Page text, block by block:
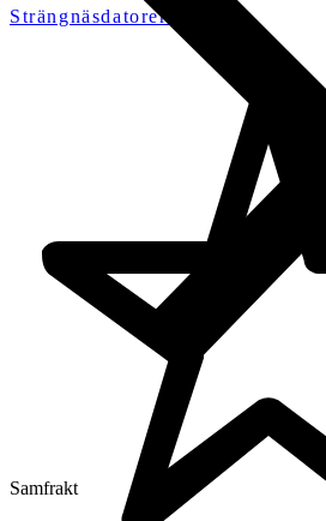
Strängnäsdatorerab
Samfrakt